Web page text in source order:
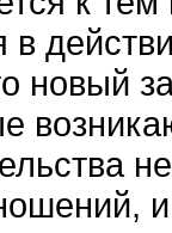
в
новый